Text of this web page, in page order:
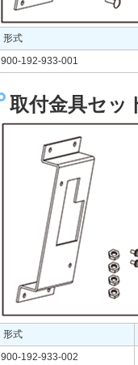
形式
900-192-933-001
取付金具セッ
形式
900-192-933-002